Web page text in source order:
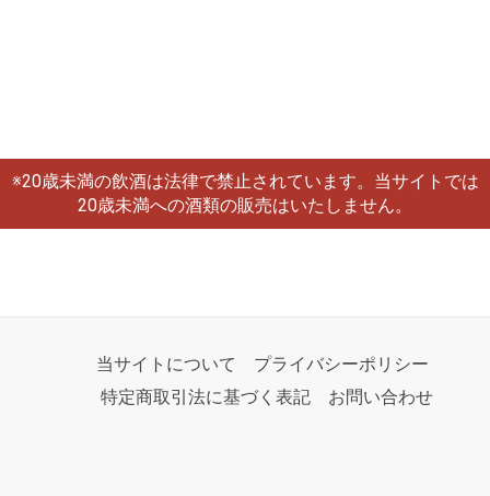
※20歳未満の飲酒は法律で禁止されています。当サイトでは
20歳未満への酒類の販売はいたしません。
当サイトについて
プライバシーポリシー
特定商取引法に基づく表記
お問い合わせ